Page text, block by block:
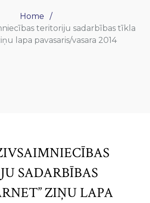
Home
teritoriju sadarbības tīkla
lapa pavasaris/vasara 2014
SADARBĪBAS
ZIŅU LAPA